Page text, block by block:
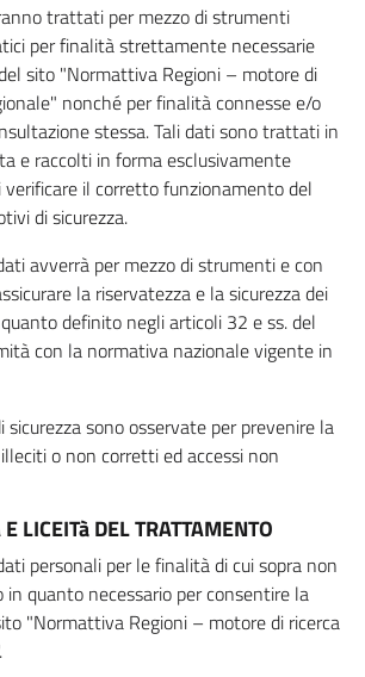
trattati per mezzo di strumenti
per finalità strettamente necessarie
sito "Normattiva Regioni – motore di
nonché per finalità connesse e/o
stessa. Tali dati sono trattati in
e raccolti in forma esclusivamente
il corretto funzionamento del
di sicurezza.
avverrà per mezzo di strumenti e con
la riservatezza e la sicurezza dei
definito negli articoli 32 e ss. del
con la normativa nazionale vigente in
sicurezza sono osservate per prevenire la
o non corretti ed accessi non
LICEITà DEL TRATTAMENTO
personali per le finalità di cui sopra non
in quanto necessario per consentire la
"Normattiva Regioni – motore di ricerca